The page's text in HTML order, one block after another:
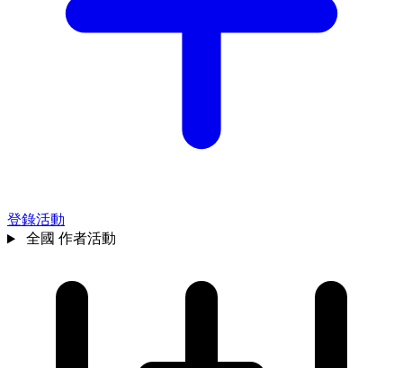
登錄活動
全國 作者活動